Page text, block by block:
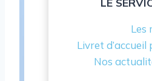
Les
Livret
Nos